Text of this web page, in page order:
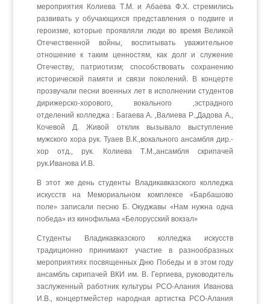
мероприятия Колиева Т.М. и Абаева Ф.Х. стремились
развивать у обучающихся представления о подвиге и
героизме, которые проявляли люди во время Великой
Отечественной войны, воспитывать уважительное
отношение к таким ценностям, как долг и служение
Отечеству, патриотизм; способствовать сохранению
исторической памяти и связи поколений. В концерте
прозвучали песни военных лет в исполнении студентов
дирижерско-хорового, вокального ,эстрадного
отделений колледжа : Багаева А. ,Валиева Р.,Дадова А.,
Кочевой Д. Живой отклик вызывало выступление
мужского хора рук. Туаев В.К.,вокального ансамбля дир.-
хор отд., рук. Колиева Т.М.,ансамбля скрипачей
рук.Иванова И.В.
В этот же день студенты Владикавказского колледжа
искусств на Мемориальном комплексе «Барбашово
поле» записали песню Б. Окуджавы «Нам нужна одна
победа» из кинофильма «Белорусский вокзал»
Студенты Владикавказского колледжа искусств
традиционно принимают участие в разнообразных
мероприятиях посвященных Дню Победы и в этом году
ансамбль скрипачей ВКИ им. В. Гергиева, руководитель
заслуженный работник культуры РСО-Алания Иванова
И.В., концертмейстер народная артистка РСО-Алания